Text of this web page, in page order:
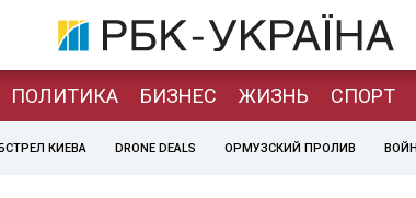
ПОЛИТИКА БИЗНЕС ЖИЗНЬ СПОРТ
КИЕВА DRONE DEALS ОРМУЗСКИЙ ПРОЛИВ